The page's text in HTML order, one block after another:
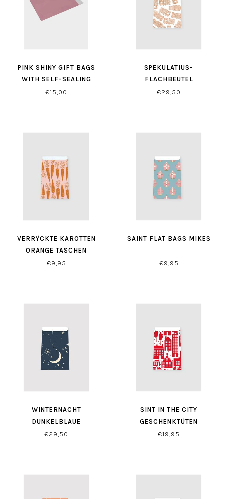
PINK SHINY GIFT BAGS
WITH SELF-SEALING
CLOSURE
€15,00
SPEKULATIUS-
FLACHBEUTEL
€29,50
VERRŸCKTE KAROTTEN
ORANGE TASCHEN
€9,95
SAINT FLAT BAGS MIKES
€9,95
WINTERNACHT
DUNKELBLAUE
GESCHENKTŸTEN
€29,50
SINT IN THE CITY
GESCHENKTÜTEN
WEISS/ROT
€19,95